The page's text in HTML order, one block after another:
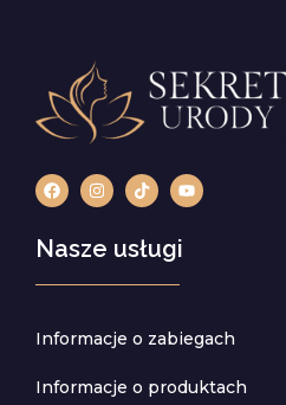
Nasze usługi
Informacje o zabiegach
Informacje o produktach